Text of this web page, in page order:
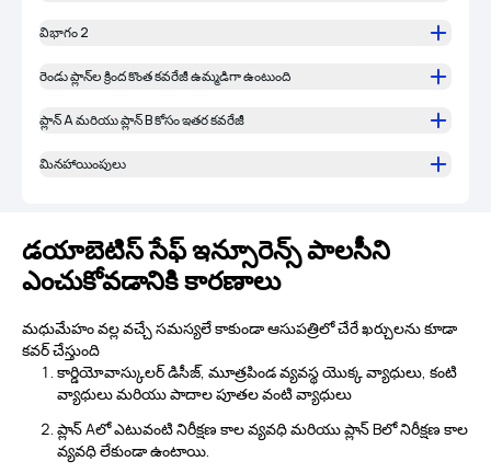
విభాగం 2
రెండు ప్లాన్‌ల క్రింద కొంత కవరేజీ ఉమ్మడిగా ఉంటుంది
ప్లాన్ A మరియు ప్లాన్ B కోసం ఇతర కవరేజీ
మినహాయింపులు
డయాబెటిస్ సేఫ్ ఇన్సూరెన్స్ పాలసీని
ఎంచుకోవడానికి కారణాలు
మధుమేహం వల్ల వచ్చే సమస్యలే కాకుండా ఆసుపత్రిలో చేరే ఖర్చులను కూడా
కవర్ చేస్తుంది
కార్డియోవాస్కులర్ డిసీజ్, మూత్రపిండ వ్యవస్థ యొక్క వ్యాధులు, కంటి
వ్యాధులు మరియు పాదాల పూతల వంటి వ్యాధులు
ప్లాన్ Aలో ఎటువంటి నిరీక్షణ కాల వ్యవధి మరియు ప్లాన్ Bలో నిరీక్షణ కాల
వ్యవధి లేకుండా ఉంటాయి.